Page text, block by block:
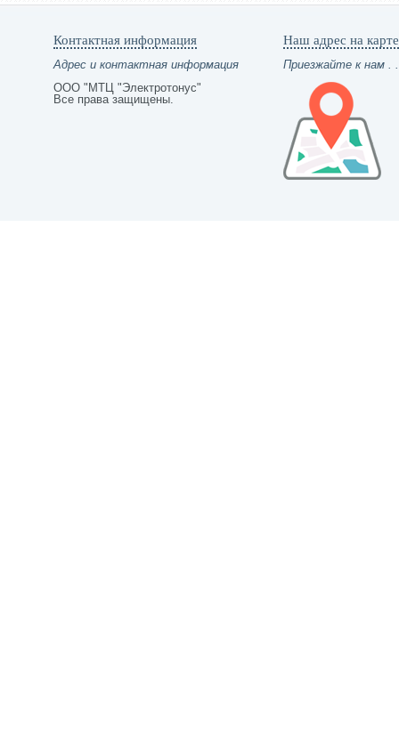
Контактная информация
Адрес и контактная информация
ООО "МТЦ "Электротонус"
Все права защищены.
Наш адрес на карте
Приезжайте к нам .